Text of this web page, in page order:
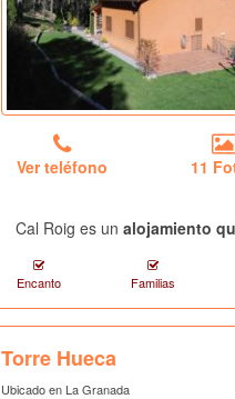
Ver teléfono 11
Cal Roig es unalojamiento
Encanto Familias
Torre Hueca
Ubicado en La Granada